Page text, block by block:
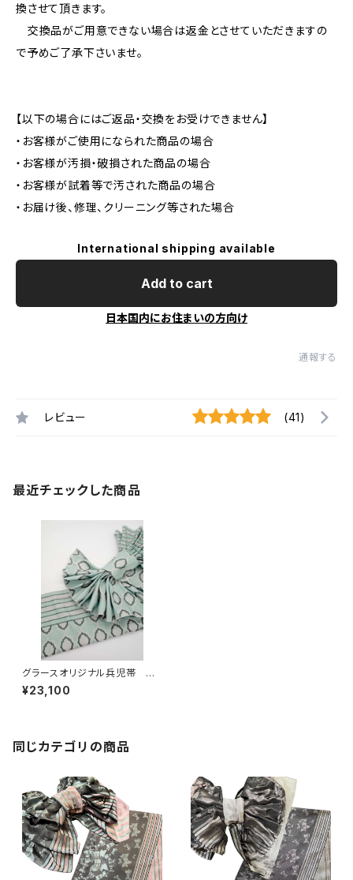
換させて頂きます。
交換品がご用意できない場合は返金とさせていただきますの
で予めご了承下さいませ。
【以下の場合にはご返品・交換をお受けできません】
・お客様がご使用になられた商品の場合
・お客様が汚損・破損された商品の場合
・お客様が試着等で汚された商品の場合
・お届け後、修理、クリーニング等された場合
International shipping available
Add to cart
日本国内にお住まいの方向け
通報する
レビュー (41)
最近チェックした商品
グラースオリジナル兵児帯 モ
ロッカン ミントグリーン ポリ
エステル100％
¥23,100
同じカテゴリの商品